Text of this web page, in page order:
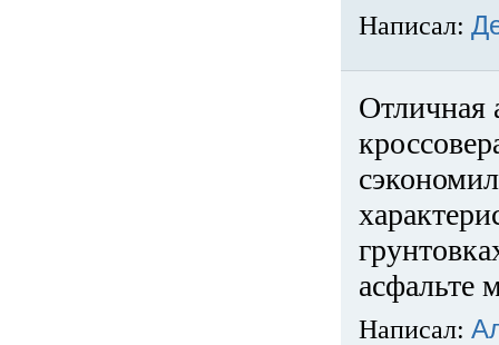
Написал:
Отличная
асфальте
Написал: